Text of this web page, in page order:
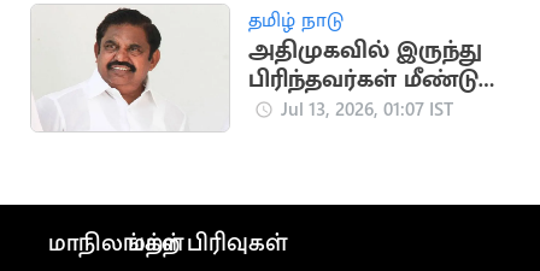
தமிழ் நாடு
அதிமுகவில் இருந்து
பிரிந்தவர்கள் மீண்டும்
வரலாம் - பழனிசாமி
Jul 13, 2026, 01:07 IST
மாநிலங்கள்மற்ற பிரிவுகள்